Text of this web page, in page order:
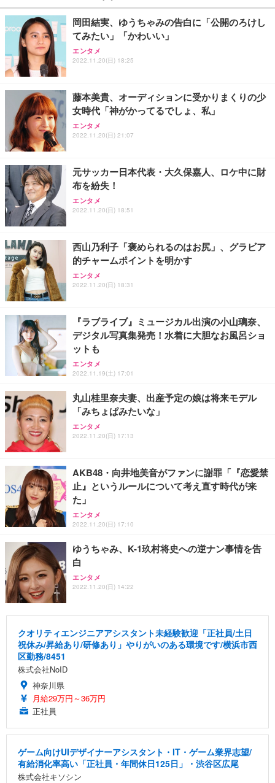
￥27,999
Sezlife オフィスチェア デスクチェア 疲れない テレ
ワーク チェア 強化バックレスト 30度ロッキング機
能 人間工学 椅子 腰サポート 90度跳ね上げ式アーム
務用 おしゃれ パソコンチェア (ブラック)
Sezlife オフィスチェア デスクチェア 疲れない テレ
ワーク チェア 強化バックレスト 30度ロッキング機
能 人間工学 椅子 腰サポート 90度跳ね上げ式アーム
務用 おしゃれ パソコンチェア (ホワイト)
ANDWINT オフィスチェア デスクチェア 肘なし メ
ッシュ 通気性 ランバーサポート付き 腰サポート ガ
ス圧無段階昇降 360度回転 キャスター付き コンパク
￥109,572
【純正品】27"ゲーミングモニター DualSense 充電
フック付き（CFI-ZDM1J）
【整備済み品】Dell E2724HS 27インチ 液晶モニタ
ー フルHD（1920×1080）VA 非光沢 HDMI/DisplayP
ort/VGA スピーカー内蔵 高さ調整 スイベル VESA対
【MiniLED/24.5inch/280Hz/FHD】GRAPHT THE S
HOOTER Gaming Monitor 24” Essential ゲーミン
グモニター QD 24.5インチ 1ms FHD 量子ドット 残
￥3,234
ネオ・ルーライフ ネオ・オムツ L 中型犬用 26枚入
り 単品
Smart Basic(スマートベーシック) 【Amazon.co.jp
限定】 Smart Basic アイリスオーヤマ ペットシーツ
超厚型 お徳用 ワイド 100枚入 (x 1) (ケース販売)
アイリスオーヤマ ペットシーツ 超厚型 お徳用 レギ
ュラー 200枚入【Amazon.co.jp限定】
岡田結実、ゆうちゃみの告白に「公開のろけし
てみたい」「かわいい」
エンタメ
2022.11.20(日) 18:25
藤本美貴、オーディションに受かりまくりの少
女時代「神がかってるでしょ、私」
エンタメ
2022.11.20(日) 21:07
元サッカー日本代表・大久保嘉人、ロケ中に財
布を紛失！
エンタメ
2022.11.20(日) 18:51
西山乃利子「褒められるのはお尻」、グラビア
的チャームポイントを明かす
エンタメ
2022.11.20(日) 18:31
『ラブライブ』ミュージカル出演の小山璃奈、
デジタル写真集発売！水着に大胆なお風呂ショ
ットも
エンタメ
2022.11.19(土) 17:01
丸山桂里奈夫妻、出産予定の娘は将来モデル
「みちょぱみたいな」
エンタメ
2022.11.20(日) 17:13
AKB48・向井地美音がファンに謝罪「『恋愛禁
止』というルールについて考え直す時代が来
た」
エンタメ
2022.11.20(日) 17:10
ゆうちゃみ、K-1玖村将史への逆ナン事情を告
白
エンタメ
2022.11.20(日) 14:22
クオリティエンジニアアシスタント未経験歓迎「正社員/土日
祝休み/昇給あり/研修あり」やりがいのある環境です/横浜市西
区勤務/8451
株式会社NoID
神奈川県
月給29万円～36万円
正社員
ゲーム向けUIデザイナーアシスタント・IT・ゲーム業界志望/
有給消化率高い「正社員・年間休日125日」・渋谷区広尾
株式会社キソシン